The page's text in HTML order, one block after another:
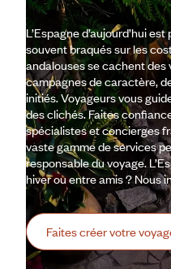
L’Espagne d’aujourd’hui
souvent braqués sur les
andalouses se cachent des
campagnes de caractère,
initiés. Voyageurs vous
des clichés. Faites
spécialistes et concierges
vaste gamme de services
responsable du voyage.
hiver ou entre amis ? Nous
Faites créer votre